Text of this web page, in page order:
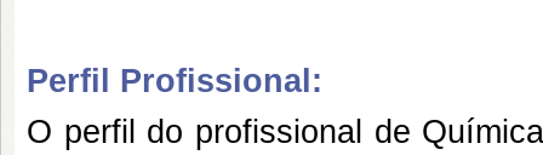
Perfil Profissional:
O perfil do profissional de